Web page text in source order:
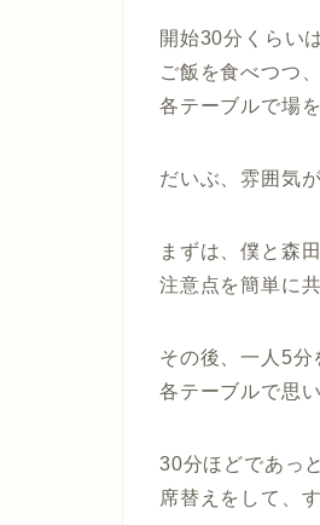
開始30分くらい
ご飯を食べつつ
各テーブルで場
だいぶ、雰囲気
まずは、僕と森
注意点を簡単に
その後、一人5分
各テーブルで思
30分ほどであっ
席替えをして、